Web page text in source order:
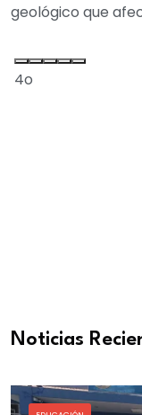
geológico que
4o
Noticias